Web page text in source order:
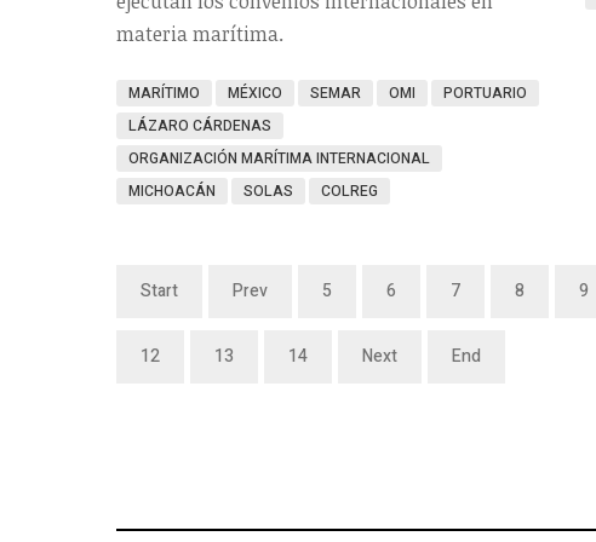
materia marítima.
MARÍTIMO MÉXICO SEMAR OMI
PORTUARIO
LÁZARO CÁRDENAS
ORGANIZACIÓN MARÍTIMA INTERNACIONAL
MICHOACÁN
SOLAS COLREG
Start Prev 5 6 7 8 9
12 13 14 Next End